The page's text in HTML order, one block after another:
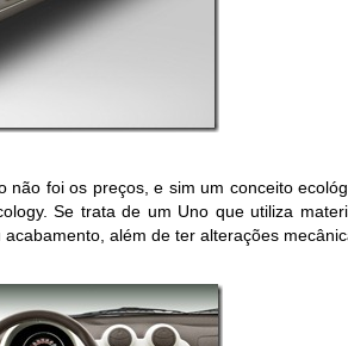
não foi os preços, e sim um conceito
Se trata de um Uno que utiliza
além de ter alterações